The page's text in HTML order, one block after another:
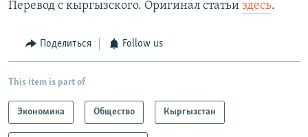
Перевод с кыргызского. Оригинал статьи здесь.
Поделиться Follow us
This item is part of
Экономика Общество Кыргызстан